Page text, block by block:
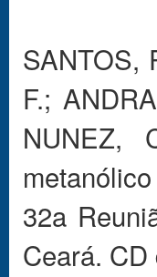
SANTOS,
F.;
NUNEZ,
32a
Ceará.